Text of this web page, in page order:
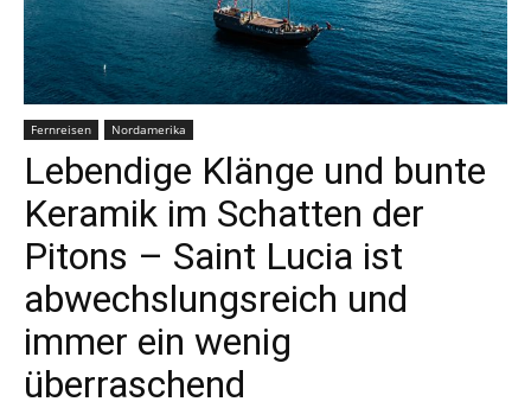
Fernreisen Nordamerika
Lebendige Klänge und bunte
Keramik im Schatten der
Pitons – Saint Lucia ist
abwechslungsreich und
immer ein wenig
überraschend